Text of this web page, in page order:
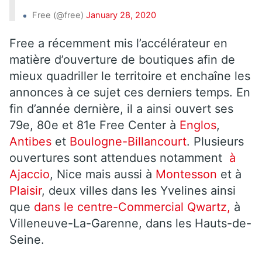
Free (@free) January 28, 2020
Free a récemment mis l’accélérateur en
matière d’ouverture de boutiques afin de
mieux quadriller le territoire et enchaîne les
annonces à ce sujet ces derniers temps. En
fin d’année dernière, il a ainsi ouvert ses
79e, 80e et 81e Free Center à Englos,
Antibes et Boulogne-Billancourt. Plusieurs
ouvertures sont attendues notamment à
Ajaccio, Nice mais aussi à Montesson et à
Plaisir, deux villes dans les Yvelines ainsi
que dans le centre-Commercial Qwartz, à
Villeneuve-La-Garenne, dans les Hauts-de-
Seine.